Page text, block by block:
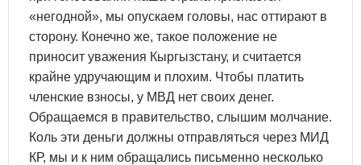
«негодной», мы опускаем головы, нас оттирают в
сторону. Конечно же, такое положение не
приносит уважения Кыргызстану, и считается
крайне удручающим и плохим. Чтобы платить
членские взносы, у МВД нет своих денег.
Обращаемся в правительство, слышим молчание.
Коль эти деньги должны отправляться через МИД
КР, мы и к ним обращались письменно несколько